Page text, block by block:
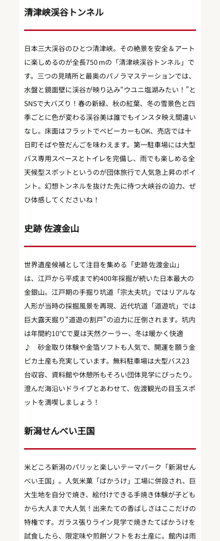
清津峡渓谷トンネル
日本三大渓谷のひとつ清津峡。その絶景を安全＆アート
に楽しめるのが全長750 mの「清津峡渓谷トンネル」で
す。三つの見晴所と最奥のパノラマステーションでは、
水盤と鏡面壁に渓谷が映り込み“ウユニ塩湖みたい！”と
SNSで大バズり！春の新緑、秋の紅葉、冬の雪景色と四
季ごとに色が変わる渓谷美は誰でもインスタ映え間違い
なし。床面はフラットでベビーカーもOK、売店では十
日町そばや笹だんごを味わえます。第一駐車場には大型
バス専用スペースとトイレを完備し、雨でも楽しめる全
天候型スポットというのが団体旅行で人気急上昇のポイ
ント。幻想トンネルを抜けた先に待つ大峡谷の迫力、ぜ
ひ体感してくださいね！
史跡 佐渡金山
世界遺産候補として注目を集める「史跡 佐渡金山」
は、江戸から平成まで約400年採掘が続いた日本最大の
金銀山。江戸期の手掘り坑道「宗太夫坑」ではリアルな
人形が当時の採掘風景を再現、近代坑道「道遊坑」では
巨大露天掘り“道遊の割戸”の迫力に圧倒されます。坑内
は年間約10℃で夏は天然クーラー、冬は暖かく快適
♪ 砂金取り体験や金箔ソフトも人気で、開運を願う金
ピカ土産も充実しています。無料駐車場は大型バス23
台収容、資料館や休憩所もそろい団体見学にぴったり。
澄んだ海沿いドライブとあわせて、佐渡観光の目玉スポ
ットを満喫しましょう！
新潟せんべい王国
米どころ新潟のパリッと楽しいテーマパーク「新潟せん
べい王国」。人気米菓「ばかうけ」工場に併設され、巨
大生地を自分で焼き、絵付けできる手焼き体験が子ども
から大人まで大人気！出来たての香ばしさはここだけの
特権です。ガラス張りライン見学で焼きたてばかうけを
試食したら、限定味や煎餅ソフトをお土産に。館内は雨